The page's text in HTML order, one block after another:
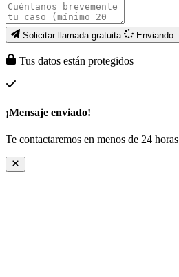
Solicitar llamada gratuita Enviando...
Tus datos están protegidos
¡Mensaje enviado!
Te contactaremos en menos de 24 horas